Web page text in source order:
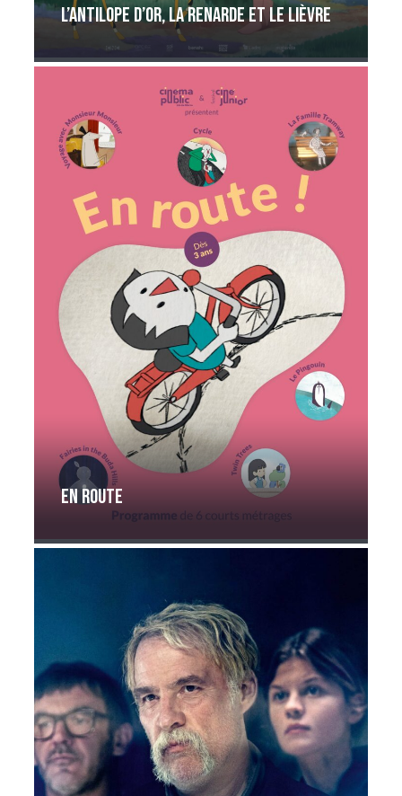
L’antilope d’or, la renarde et le lièvre
En route